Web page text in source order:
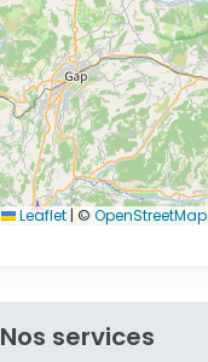
Leaflet | © OpenStreetMap
Nos services